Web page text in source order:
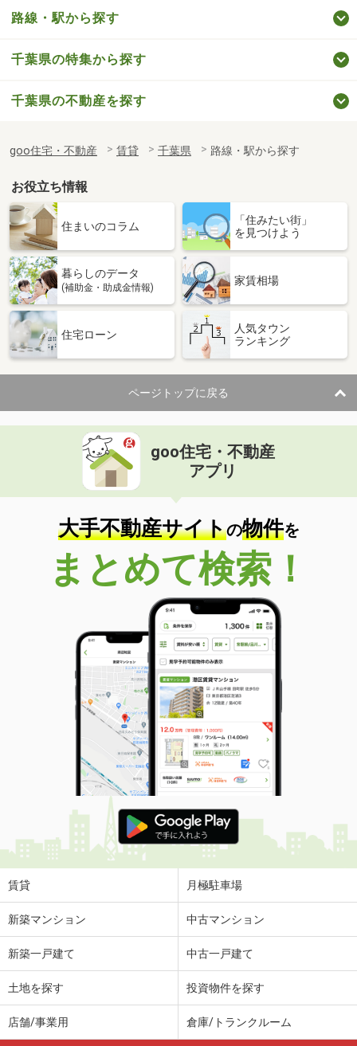
路線・駅から探す
千葉県の特集から探す
千葉県の不動産を探す
goo住宅・不動産 賃貸 千葉県 路線・駅から探す
お役立ち情報
住まいのコラム
「住みたい街」
を見つけよう
暮らしのデータ
(補助金・助成金情報)
家賃相場
住宅ローン
人気タウン
ランキング
ページトップに戻る
goo住宅・不動産
アプリ
大手不動産サイトの物件を
まとめて検索！
賃貸 月極駐車場
新築マンション 中古マンション
新築一戸建て 中古一戸建て
土地を探す 投資物件を探す
店舗/事業用 倉庫/トランクルーム